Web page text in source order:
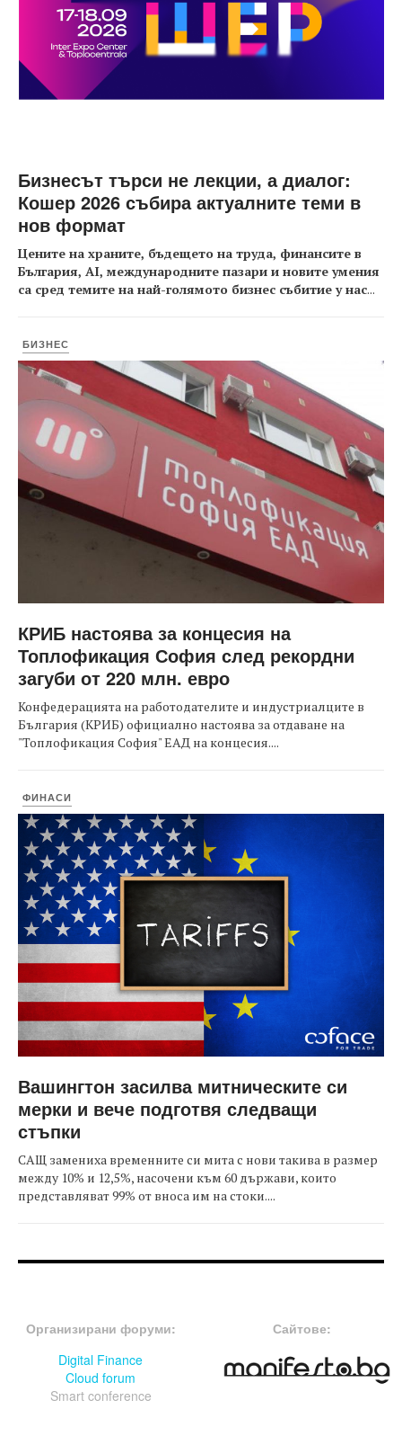
Бизнесът търси не лекции, а диалог:
Кошер 2026 събира актуалните теми в
нов формат
Цените на храните, бъдещето на труда, финансите в
България, AI, международните пазари и новите умения
са сред темите на най-голямото бизнес събитие у нас...
БИЗНЕС
КРИБ настоява за концесия на
Топлофикация София след рекордни
загуби от 220 млн. евро
Конфедерацията на работодателите и индустриалците в
България (КРИБ) официално настоява за отдаване на
"Топлофикация София" ЕАД на концесия....
ФИНАСИ
Вашингтон засилва митническите си
мерки и вече подготвя следващи
стъпки
САЩ замениха временните си мита с нови такива в размер
между 10% и 12,5%, насочени към 60 държави, които
представляват 99% от вноса им на стоки....
Организирани форуми:
Digital Finance
Cloud forum
Smart conference
Сайтове: